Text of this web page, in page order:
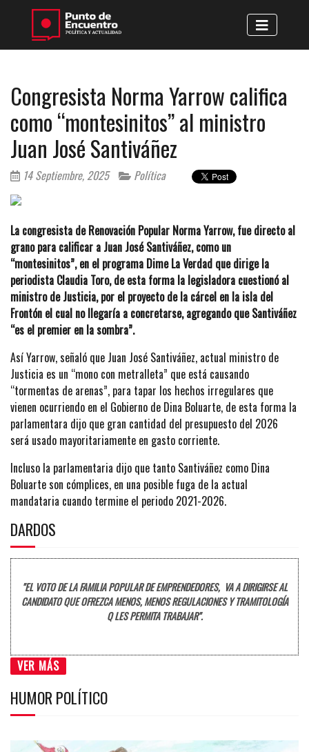
Congresista Norma Yarrow califica
como “montesinitos” al ministro
Juan José Santiváñez
14 Septiembre, 2025 Política
La congresista de Renovación Popular Norma Yarrow, fue directo al
grano para calificar a Juan José Santiváñez, como un
“montesinitos”, en el programa Dime La Verdad que dirige la
periodista Claudia Toro, de esta forma la legisladora cuestionó al
ministro de Justicia, por el proyecto de la cárcel en la isla del
Frontón el cual no llegaría a concretarse, agregando que Santiváñez
“es el premier en la sombra”.
Así Yarrow, señaló que Juan José Santiváñez, actual ministro de
Justicia es un “mono con metralleta” que está causando
“tormentas de arenas”, para tapar los hechos irregulares que
vienen ocurriendo en el Gobierno de Dina Boluarte, de esta forma la
parlamentara dijo que gran cantidad del presupuesto del 2026
será usado mayoritariamente en gasto corriente.
Incluso la parlamentaria dijo que tanto Santiváñez como Dina
Boluarte son cómplices, en una posible fuga de la actual
mandataria cuando termine el periodo 2021-2026.
DARDOS
"EL VOTO DE LA FAMILIA POPULAR DE EMPRENDEDORES, VA A DIRIGIRSE AL
CANDIDATO QUE OFREZCA MENOS, MENOS REGULACIONES Y TRAMITOLOGÍA
Q LES PERMITA TRABAJAR".
VER MÁS
HUMOR POLÍTICO